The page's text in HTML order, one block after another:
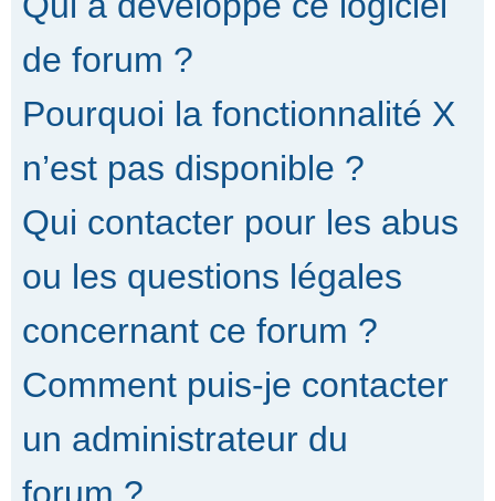
de forum ?
Pourquoi la fonctionnalité X
n’est pas disponible ?
Qui contacter pour les abus
ou les questions légales
concernant ce forum ?
Comment puis-je contacter
un administrateur du